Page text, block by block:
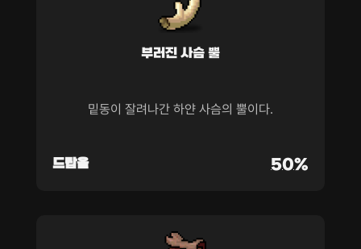
부러진 사슴 뿔
밑동이 잘려나간 하얀 사슴의 뿔이다.
드랍율 50%